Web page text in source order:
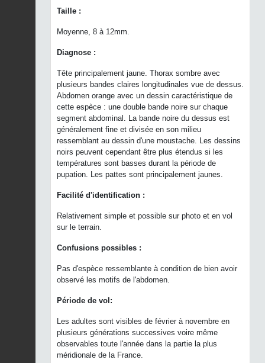
Taille :
Moyenne, 8 à 12mm.
Diagnose :
Tête principalement jaune. Thorax sombre avec
plusieurs bandes claires longitudinales vue de dessus.
Abdomen orange avec un dessin caractéristique de
cette espèce : une double bande noire sur chaque
segment abdominal. La bande noire du dessus est
généralement fine et divisée en son milieu
ressemblant au dessin d'une moustache. Les dessins
noirs peuvent cependant être plus étendus si les
températures sont basses durant la période de
pupation. Les pattes sont principalement jaunes.
Facilité d'identification :
Relativement simple et possible sur photo et en vol
sur le terrain.
Confusions possibles :
Pas d'espèce ressemblante à condition de bien avoir
observé les motifs de l'abdomen.
Période de vol:
Les adultes sont visibles de février à novembre en
plusieurs générations successives voire même
observables toute l'année dans la partie la plus
méridionale de la France.